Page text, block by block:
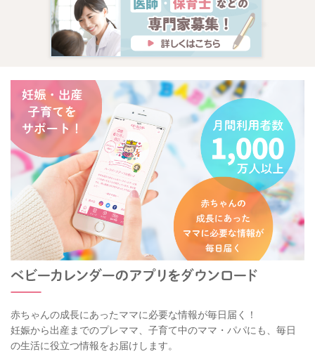
赤ちゃんの成長にあったママに必要な情報が毎日届く！
妊娠から出産までのプレママ、子育て中のママ・パパにも、毎日
の生活に役立つ情報をお届けします。